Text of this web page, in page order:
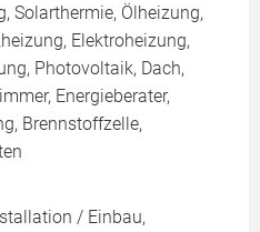
Solarthermie, Ölheizung,
Elektroheizung,
Photovoltaik, Dach,
Energieberater,
Brennstoffzelle,
/ Einbau,